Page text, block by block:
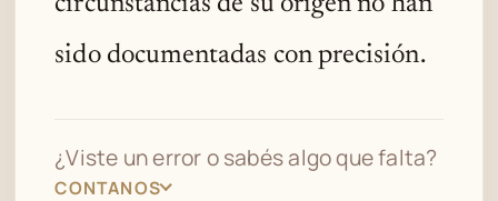
sido documentadas con precisión.
¿Viste un error o sabés algo que falta?
CONTANOS